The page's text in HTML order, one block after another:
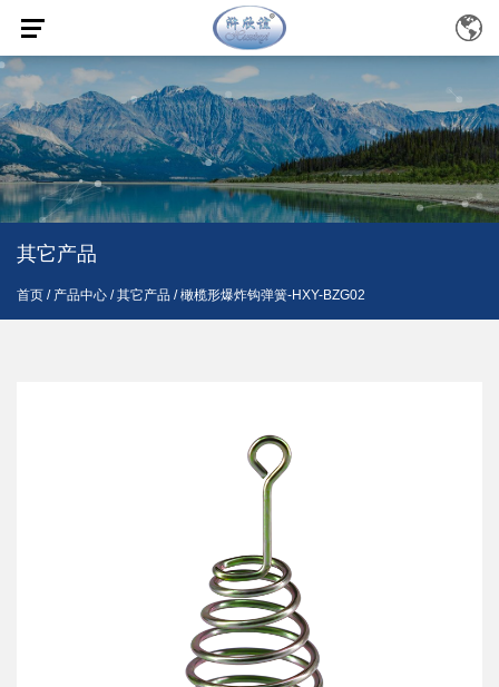
其它产品
首页 / 产品中心 /其它产品 /橄榄形爆炸钩弹簧-HXY-BZG02